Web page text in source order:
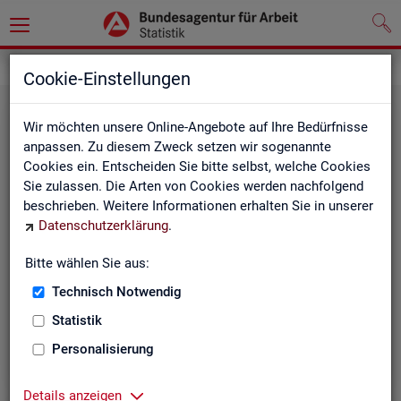
Cookie-Einstellungen
Wir möchten unsere Online-Angebote auf Ihre Bedürfnisse
anpassen. Zu diesem Zweck setzen wir sogenannte
Cookies ein. Entscheiden Sie bitte selbst, welche Cookies
Sie zulassen. Die Arten von Cookies werden nachfolgend
beschrieben. Weitere Informationen erhalten Sie in unserer
Datenschutzerklärung.
Bitte wählen Sie aus:
Technisch Notwendig
Statistik
Personalisierung
Details anzeigen
Der Bericht gibt einen Überblick über die aktuelle
Entwicklung am Arbeits- und Ausbildungsmarkt in